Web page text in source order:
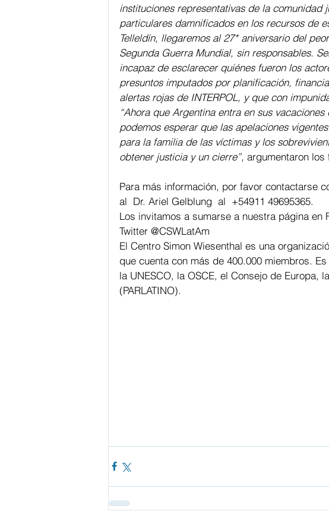
instituciones representativas de la comunidad
particulares damnificados en los recursos de
Telleldín, llegaremos al 27* aniversario del
Segunda Guerra Mundial, sin responsables.
incapaz de esclarecer quiénes fueron los
presuntos imputados por planificación,
alertas rojas de INTERPOL, y que con
“Ahora que Argentina entra en sus
podemos esperar que las apelaciones
para la familia de las víctimas y los
obtener justicia y un cierre”, argumentaron los
Para más información, por favor contactarse
al  Dr. Ariel Gelblung  al +54911 49695365.
Los invitamos a sumarse a nuestra página en
Twitter @CSWLatAm
El Centro Simon Wiesenthal es una
que cuenta con más de 400.000 miembros.
la UNESCO, la OSCE, el Consejo de Europa,
(PARLATINO).